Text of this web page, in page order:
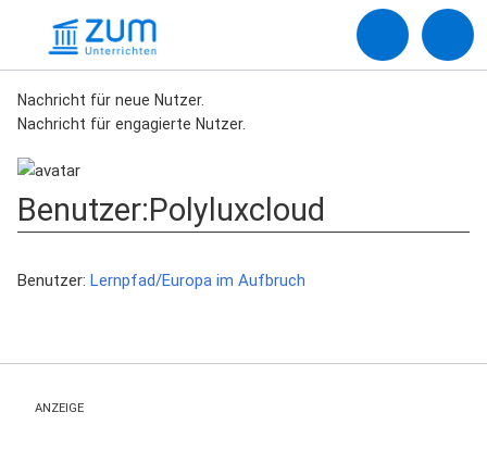
Nachricht für neue Nutzer.
Nachricht für engagierte Nutzer.
Benutzer:Polyluxcloud
Benutzer: Lernpfad/Europa im Aufbruch
ANZEIGE